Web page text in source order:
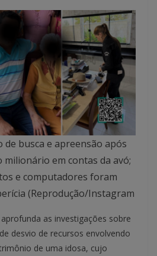
de busca e apreensão após
milionário em contas da avó;
e computadores foram
(Reprodução/Instagram
as investigações sobre
desvio de recursos envolvendo
de uma idosa, cujo